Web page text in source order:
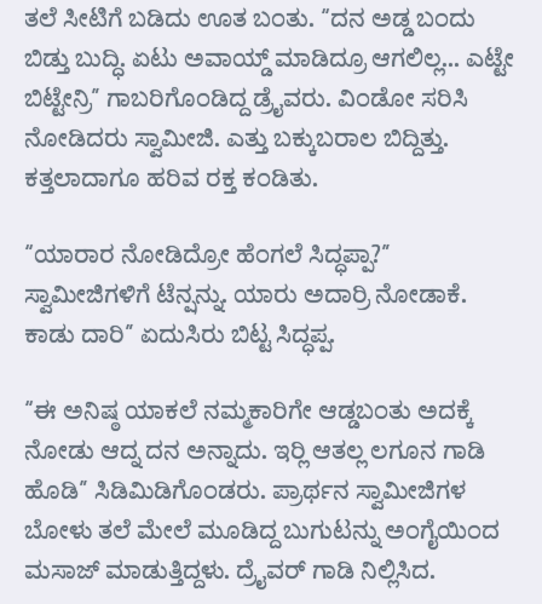
ತಲೆ ಸೀಟಿಗೆ ಬಡಿದು ಊತ ಬಂತು. “ದನ ಅಡ್ಡ ಬಂದು
ಬಿಡ್ತು ಬುದ್ಧಿ. ಏಟು ಅವಾಯ್ಡ್ ಮಾಡಿದ್ರೂ ಆಗಲಿಲ್ಲ… ಎಟ್ಟೇ
ಬಿಟ್ಟೇನ್ರಿ” ಗಾಬರಿಗೊಂಡಿದ್ದ ಡ್ರೈವರು. ವಿಂಡೋ ಸರಿಸಿ
ನೋಡಿದರು ಸ್ವಾಮೀಜಿ. ಎತ್ತು ಬಕ್ಕುಬರಾಲ ಬಿದ್ದಿತ್ತು.
ಕತ್ತಲಾದಾಗೂ ಹರಿವ ರಕ್ತ ಕಂಡಿತು.
“ಯಾರಾರ ನೋಡಿದ್ರೋ ಹೆಂಗಲೆ ಸಿದ್ಧಪ್ಪಾ?”
ಸ್ವಾಮೀಜಿಗಳಿಗೆ ಟೆನ್ಷನ್ನು. ಯಾರು ಅದಾರ್ರಿ ನೋಡಾಕೆ.
ಕಾಡು ದಾರಿ” ಏದುಸಿರು ಬಿಟ್ಟ ಸಿದ್ಧಪ್ಪ.
“ಈ ಅನಿಷ್ಠ ಯಾಕಲೆ ನಮ್ಮಕಾರಿಗೇ ಆಡ್ಡಬಂತು ಅದಕ್ಕೆ
ನೋಡು ಆದ್ನ ದನ ಅನ್ನಾದು. ಇರ್‍ಲಿ ಆತಲ್ಲ ಲಗೂನ ಗಾಡಿ
ಹೊಡಿ” ಸಿಡಿಮಿಡಿಗೊಂಡರು. ಪ್ರಾರ್ಥನ ಸ್ವಾಮೀಜಿಗಳ
ಬೋಳು ತಲೆ ಮೇಲೆ ಮೂಡಿದ್ದ ಬುಗುಟನ್ನು ಅಂಗೈಯಿಂದ
ಮಸಾಜ್ ಮಾಡುತ್ತಿದ್ದಳು. ದ್ರೈವರ್ ಗಾಡಿ ನಿಲ್ಲಿಸಿದ.